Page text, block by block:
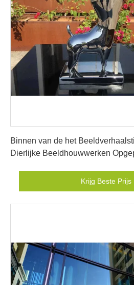
Binnen van de het
Dierlijke Beeldhouwwerken
Krijg Beste Prijs